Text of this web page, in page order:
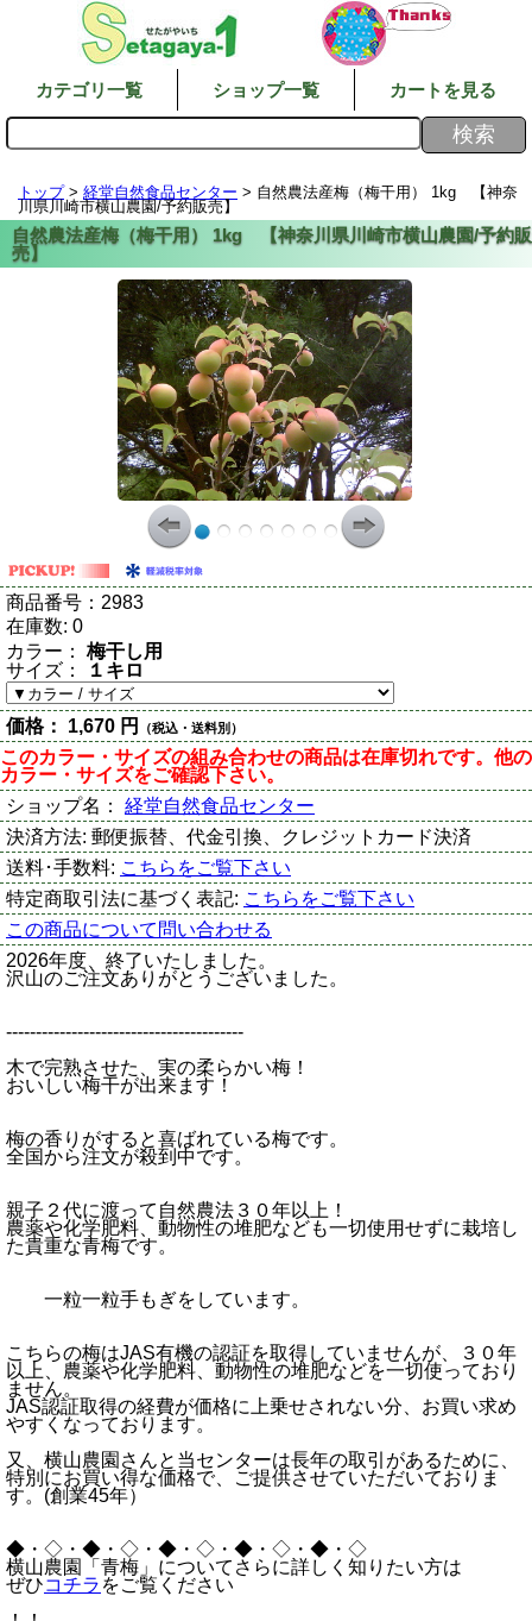
カテゴリ一覧 ショップ一覧 カートを見る
トップ> 経堂自然食品センター > 自然農法産梅（梅干用） 1kg 【神奈
川県川崎市横山農園/予約販売】
商品番号： 2983
在庫数: 0
カラー：
梅干し用
サイズ：
１キロ
価格： 1,670 円 （税込・送料別）
このカラー・サイズの組み合わせの商品は在庫切れです。他の
カラー・サイズをご確認下さい。
ショップ名： 経堂自然食品センター
決済方法: 郵便振替、代金引換、クレジットカード決済
送料･手数料: こちらをご覧下さい
特定商取引法に基づく表記: こちらをご覧下さい
この商品について問い合わせる
2026年度、終了いたしました。
沢山のご注文ありがとうございました。
----------------------------------------
木で完熟させた、実の柔らかい梅！
おいしい梅干が出来ます！
梅の香りがすると喜ばれている梅です。
全国から注文が殺到中です。
親子２代に渡って自然農法３０年以上！
農薬や化学肥料、動物性の堆肥なども一切使用せずに栽培し
た貴重な青梅です。
一粒一粒手もぎをしています。
こちらの梅はJAS有機の認証を取得していませんが、３０年
以上、農薬や化学肥料、動物性の堆肥などを一切使っており
ません。
JAS認証取得の経費が価格に上乗せされない分、お買い求め
やすくなっております。
又、横山農園さんと当センターは長年の取引があるために、
特別にお買い得な価格で、ご提供させていただいておりま
す。(創業45年）
◆・◇・◆・◇・◆・◇・◆・◇・◆・◇
横山農園「青梅」についてさらに詳しく知りたい方は
ぜひコチラ をご覧ください